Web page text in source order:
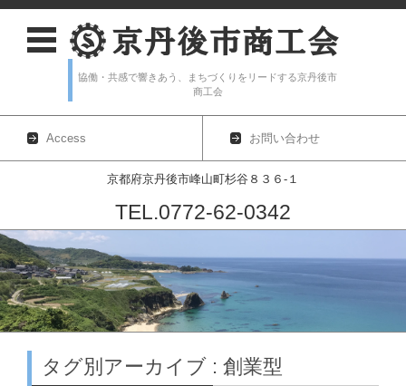
協働・共感で響きあう、まちづくりをリードする京丹後市
商工会
Access お問い合わせ
京都府京丹後市峰山町杉谷８３６-１
TEL.0772-62-0342
コンテンツに移動
タグ別アーカイブ : 創業型